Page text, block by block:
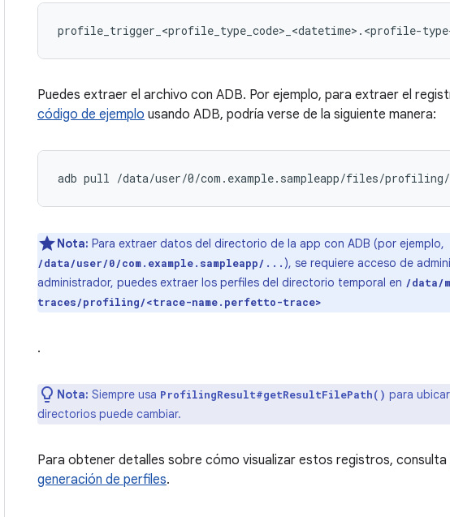
Puedes extraer el archivo con ADB. Por ejemplo, para extraer el
código de ejemplo usando ADB, podría verse de la siguiente manera:
adb pull
Nota: Para extraer datos del directorio de la app con ADB (por ejemplo,
/data/user/0/com.example.sampleapp/... ), se requiere acceso de
administrador, puedes extraer los perfiles del directorio temporal en /data/
traces/profiling/<trace-name.perfetto-trace>
.
Nota: Siempre usa ProfilingResult#getResultFilePath() para
directorios puede cambiar.
Para obtener detalles sobre cómo visualizar estos registros, consulta
generación de perfiles.